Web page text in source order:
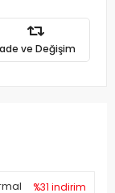
ve Değişim
%31 indirim